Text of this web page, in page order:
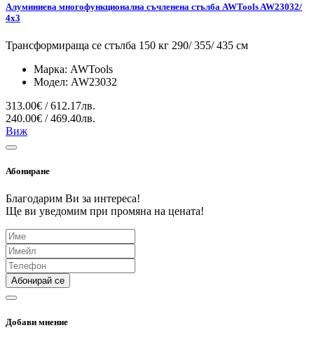
Алуминиева многофункционална съчленена стълба AWTools AW23032/
4x3
Трансформираща се стълба 150 кг 290/ 355/ 435 см
Марка: AWTools
Модел: AW23032
313.00€ / 612.17лв.
240.00€ / 469.40лв.
Виж
Абониране
Благодарим Ви за интереса!
Ще ви уведомим при промяна на цената!
Абонирай се
Добави мнение